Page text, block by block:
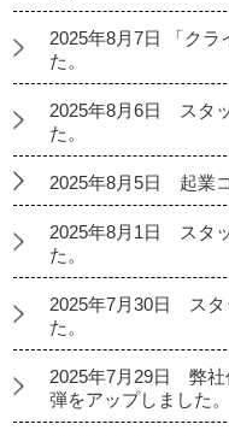
2025年8月7日 「ク
た。
2025年8月6日 スタ
た。
2025年8月5日 起業
2025年8月1日 スタ
た。
2025年7月30日 スタ
た。
2025年7月29日 弊社
弾をアップしました。